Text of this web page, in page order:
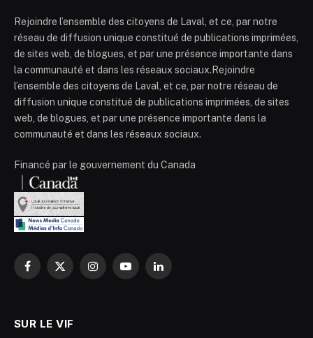
Rejoindre l’ensemble des citoyens de Laval, et ce, par notre
réseau de diffusion unique constitué de publications imprimées,
de sites web, de blogues, et par une présence importante dans
la communauté et dans les réseaux sociaux.Rejoindre
l’ensemble des citoyens de Laval, et ce, par notre réseau de
diffusion unique constitué de publications imprimées, de sites
web, de blogues, et par une présence importante dans la
communauté et dans les réseaux sociaux.
Financé par le gouvernement du Canada
Facebook
X
InstagramYouTubeLinkedIn
SUR LE VIF